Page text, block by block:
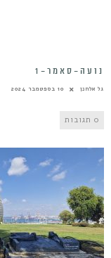
נועה-סאמר-1
גל אלחנן 10 בספטמבר 2024
0 תגובות